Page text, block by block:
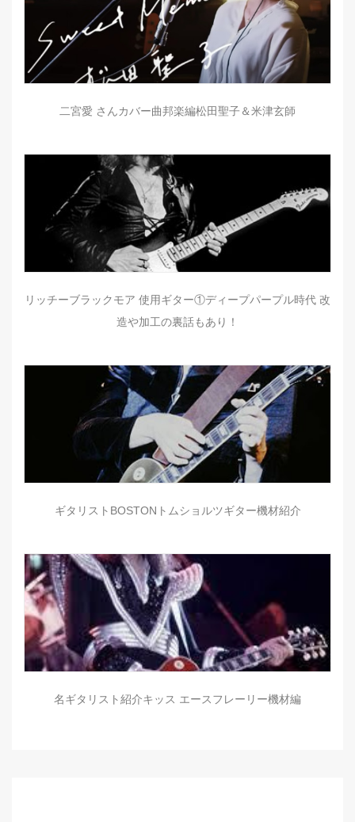
二宮愛 さんカバー曲邦楽編松田聖子＆米津玄師
リッチーブラックモア 使用ギター①ディープパープル時代 改
造や加工の裏話もあり！
ギタリストBOSTONトムショルツギター機材紹介
名ギタリスト紹介キッス エースフレーリー機材編